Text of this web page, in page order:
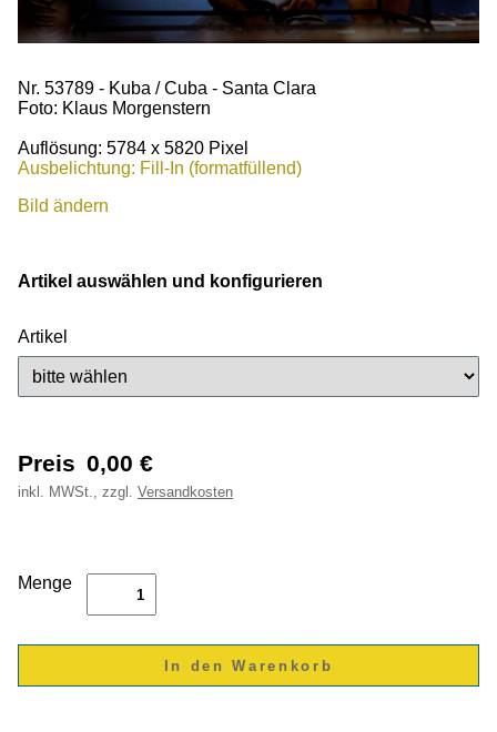
Nr. 53789 - Kuba / Cuba - Santa Clara
Foto: Klaus Morgenstern
Auflösung: 5784 x 5820 Pixel
Ausbelichtung: Fill-In (formatfüllend)
Bild ändern
Artikel auswählen und konfigurieren
Artikel
Preis 0,00 €
inkl. MWSt., zzgl. Versandkosten
Menge